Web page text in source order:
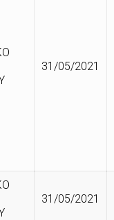
31/05/2021
31/05/2021